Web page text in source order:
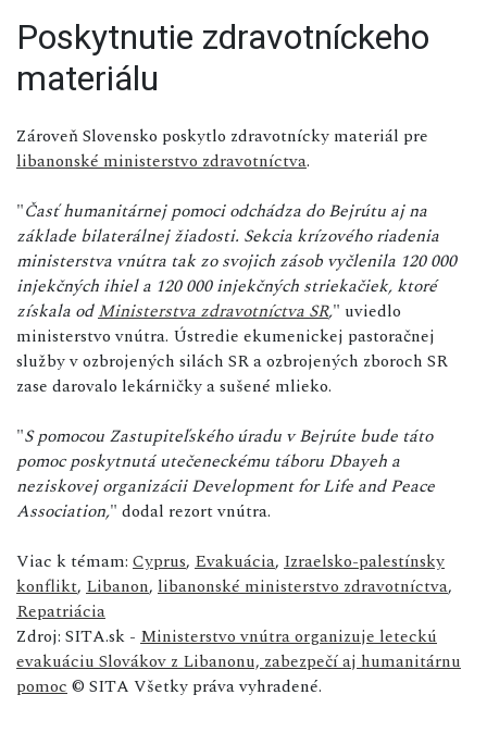
Poskytnutie zdravotníckeho
materiálu
Zároveň Slovensko poskytlo zdravotnícky materiál pre
libanonské ministerstvo zdravotníctva.
"Časť humanitárnej pomoci odchádza do Bejrútu aj na
základe bilaterálnej žiadosti. Sekcia krízového riadenia
ministerstva vnútra tak zo svojich zásob vyčlenila 120 000
injekčných ihiel a 120 000 injekčných striekačiek, ktoré
získala odMinisterstva zdravotníctva SR," uviedlo
ministerstvo vnútra. Ústredie ekumenickej pastoračnej
služby v ozbrojených silách SR a ozbrojených zboroch SR
zase darovalo lekárničky a sušené mlieko.
"S pomocou Zastupiteľského úradu v Bejrúte bude táto
pomoc poskytnutá utečeneckému táboru Dbayeh a
neziskovej organizácii Development for Life and Peace
Association," dodal rezort vnútra.
Viac k témam: Cyprus, Evakuácia, Izraelsko-palestínsky
konflikt, Libanon, libanonské ministerstvo zdravotníctva,
Repatriácia
Zdroj: SITA.sk - Ministerstvo vnútra organizuje leteckú
evakuáciu Slovákov z Libanonu, zabezpečí aj humanitárnu
pomoc © SITA Všetky práva vyhradené.